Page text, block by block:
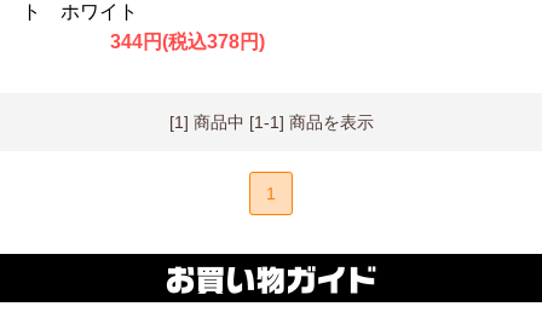
ト ホワイト
344円(税込378円)
[1] 商品中 [1-1] 商品を表示
1